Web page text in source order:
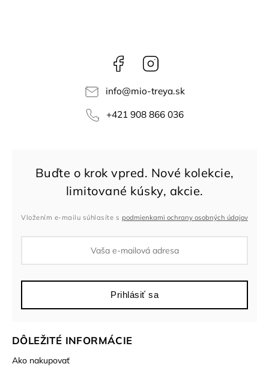
Facebook
info@mio-treya.sk
+421 908 866 036
DÔLEŽITÉ INFORMÁCIE
Ako nakupovať
Vložením e-mailu súhlasíte s podmienkami ochrany osobných údajov
Prihlásiť sa